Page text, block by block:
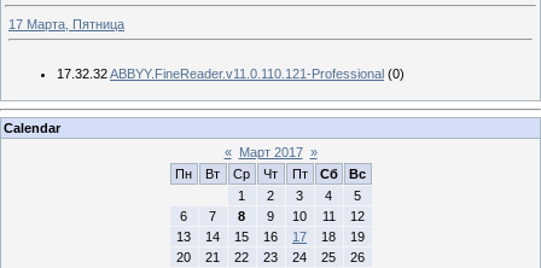
17 Марта, Пятница
17.32.32ABBYY.FineReader.v11.0.110.121-Professional (0)
Calendar
«
Март 2017 »
Пн
Вт Ср Чт Пт Сб
Вс
1
2 3 4
5
6
7 8 9 10 11
12
13
14 15 16 17 18
19
20
21 22 23 24 25
26